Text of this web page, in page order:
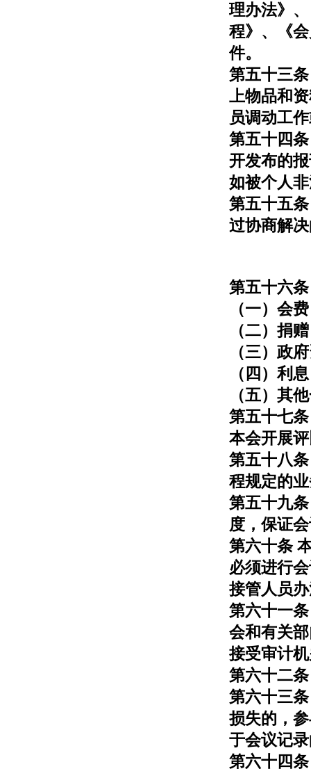
理办法》
程》、《
件。
第五十三
上物品和
员调动工
第五十四
开发布的
如被个人
第五十五
过协商解
第五十六
（一）会
（二）捐
（三）政
（四）利
（五）其
第五十七
本会开展
第五十八
程规定的
第五十九
度，保证
第六十条
必须进行
接管人员
第六十一
会和有关
接受审计
第六十二
第六十三
损失的，
于会议记
第六十四